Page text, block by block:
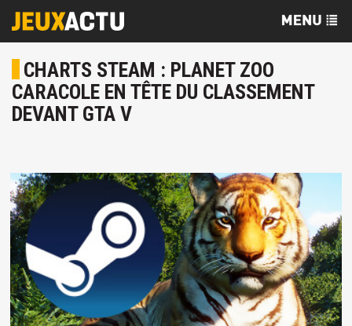
CHARTS STEAM : PLANET ZOO
CARACOLE EN TÊTE DU CLASSEMENT
DEVANT GTA V